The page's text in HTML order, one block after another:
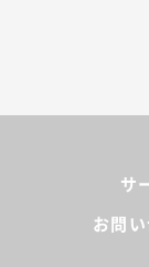
サ
お問